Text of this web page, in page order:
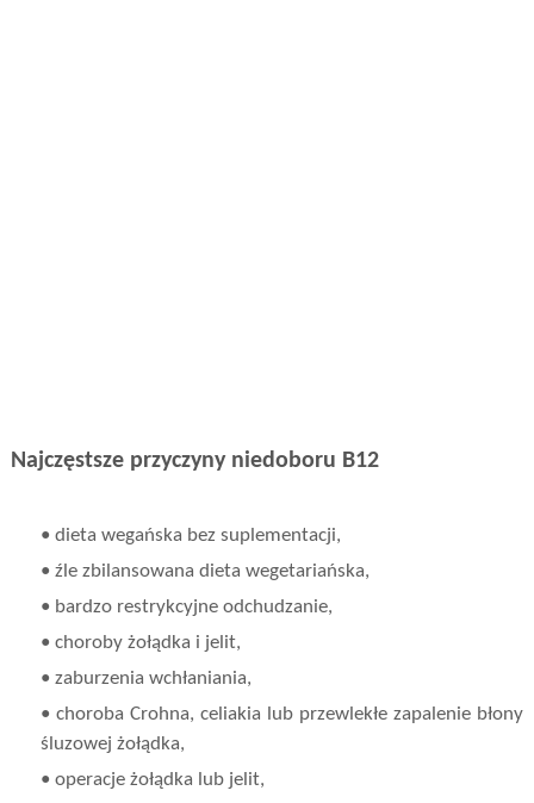
Najczęstsze przyczyny niedoboru B12
• dieta wegańska bez suplementacji,
• źle zbilansowana dieta wegetariańska,
• bardzo restrykcyjne odchudzanie,
• choroby żołądka i jelit,
• zaburzenia wchłaniania,
• choroba Crohna, celiakia lub przewlekłe zapalenie błony
śluzowej żołądka,
• operacje żołądka lub jelit,